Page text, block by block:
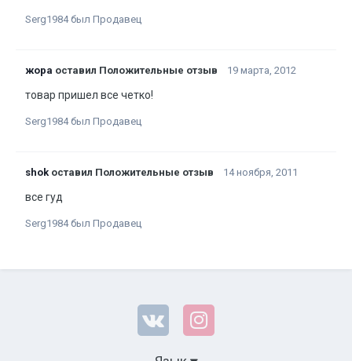
Serg1984 был Продавец
жора оставил Положительные отзыв 19 марта, 2012
товар пришел все четко!
Serg1984 был Продавец
shok оставил Положительные отзыв 14 ноября, 2011
все гуд
Serg1984 был Продавец